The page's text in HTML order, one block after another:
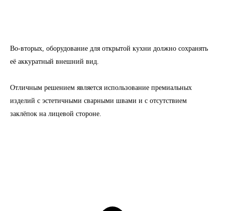
Во-вторых, оборудование для открытой кухни должно сохранять
её аккуратный внешний вид.
Отличным решением является использование премиальных
изделий с эстетичными сварными швами и с отсутствием
заклёпок на лицевой стороне.